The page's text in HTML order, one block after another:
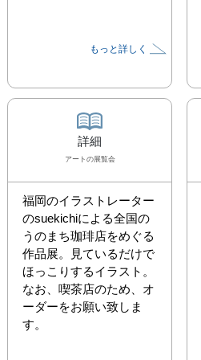
もっと詳しく
詳細
アート の展覧会
福岡のイラストレーター
のsuekichiによる全国の
うのまち珈琲店をめぐる
作品展。見ているだけで
ほっこりするイラスト。
なお、喫茶店のため、オ
ーダーをお願い致しま
す。